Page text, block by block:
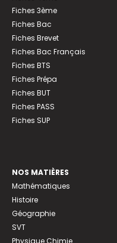
Fiches 3ème
Fiches Bac
Fiches Brevet
Fiches Bac Français
Fiches BTS
Fiches Prépa
Fiches BUT
Fiches PASS
Fiches SUP
NOS MATIÈRES
Mathématiques
Histoire
Géographie
SVT